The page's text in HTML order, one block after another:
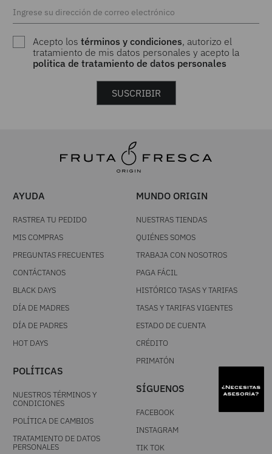
Acepto lostérminos y condiciones, autorizo el
tratamiento de mis datos personales y acepto la
politica de tratamiento de datos personales
SUSCRIBIR
AYUDA
RASTREA TU PEDIDO
MIS COMPRAS
PREGUNTAS FRECUENTES
CONTÁCTANOS
BLACK DAYS
DÍA DE MADRES
DÍA DE PADRES
HOT DAYS
POLÍTICAS
NUESTROS TÉRMINOS Y
CONDICIONES
POLÍTICA DE CAMBIOS
TRATAMIENTO DE DATOS
PERSONALES
MUNDO ORIGIN
NUESTRAS TIENDAS
QUIÉNES SOMOS
TRABAJA CON NOSOTROS
PAGA FÁCIL
HISTÓRICO TASAS Y TARIFAS
TASAS Y TARIFAS VIGENTES
ESTADO DE CUENTA
CRÉDITO
PRIMATÓN
SÍGUENOS
FACEBOOK
INSTAGRAM
TIK TOK